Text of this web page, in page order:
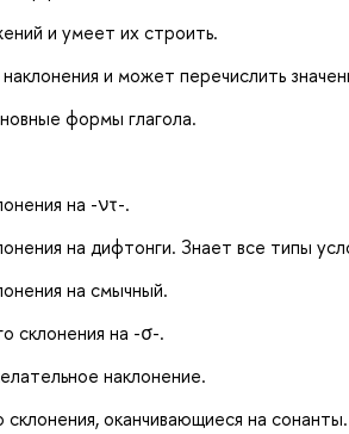
и умеет их строить.
и может перечислить
формы глагола.
на -ντ-.
на дифтонги. Знает все типы
на смычный.
склонения на -σ-.
наклонение.
оканчивающиеся на сонанты.